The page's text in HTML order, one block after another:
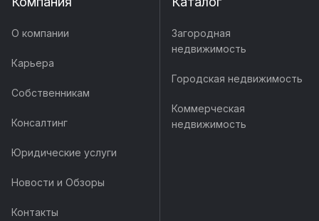
О компании
Карьера
Собственникам
Консалтинг
Юридические услуги
Новости и Обзоры
Контакты
Загородная
недвижимость
Городская недвижимость
Коммерческая
недвижимость